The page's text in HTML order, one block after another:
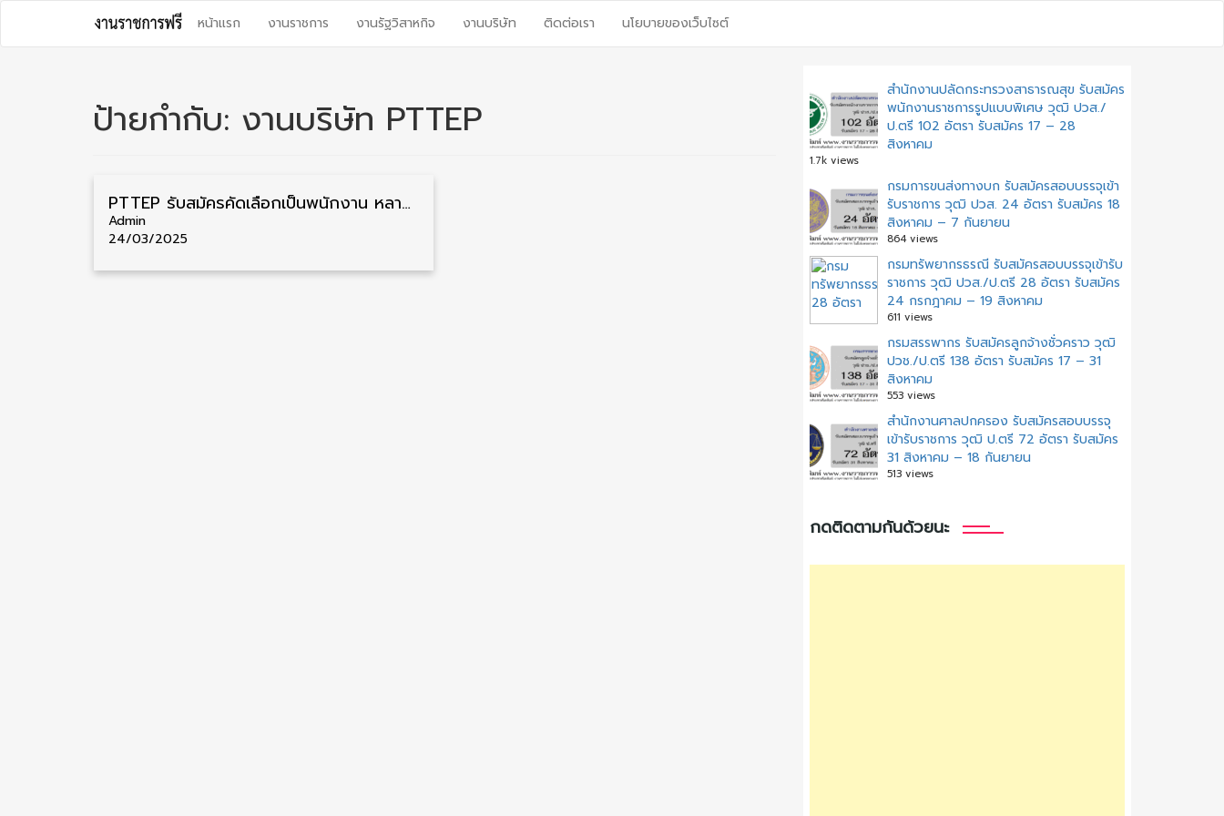
content
หน้าแรก งานราชการ งานรัฐวิสาหกิจ งานบริษัท ติดต่อเรา นโยบายของเว็บไซต์
ป้ายกำกับ: งานบริษัท PTTEP
PTTEP รับสมัครคัดเลือกเป็นพนักงาน หลายตำแหน่ง หลายอัตรา รับสมัครทางอินเตอร์เน็ต
Admin
24/03/2025
สำนักงานปลัดกระทรวงสาธารณสุข รับสมัคร
พนักงานราชการรูปแบบพิเศษ วุฒิ ปวส./
ป.ตรี 102 อัตรา รับสมัคร 17 – 28
สิงหาคม
1.7k views
กรมการขนส่งทางบก รับสมัครสอบบรรจุเข้า
รับราชการ วุฒิ ปวส. 24 อัตรา รับสมัคร 18
สิงหาคม – 7 กันยายน
864 views
กรมทรัพยากรธรณี รับสมัครสอบบรรจุเข้ารับ
ราชการ วุฒิ ปวส./ป.ตรี 28 อัตรา รับสมัคร
24 กรกฎาคม – 19 สิงหาคม
611 views
กรมสรรพากร รับสมัครลูกจ้างชั่วคราว วุฒิ
ปวช./ป.ตรี 138 อัตรา รับสมัคร 17 – 31
สิงหาคม
553 views
สํานักงานศาลปกครอง รับสมัครสอบบรรจุ
เข้ารับราชการ วุฒิ ป.ตรี 72 อัตรา รับสมัคร
31 สิงหาคม – 18 กันยายน
513 views
กดติดตามกันด้วยนะ